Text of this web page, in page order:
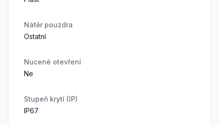
Nátěr pouzdra
Ostatní
Nucené otevření
Ne
Stupeň krytí (IP)
IP67